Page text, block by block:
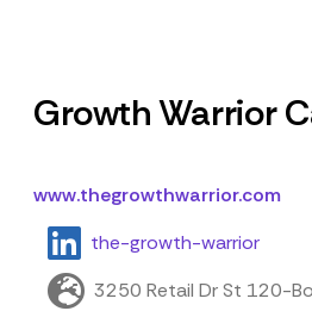
Growth Warrior
www.thegrowthwarrior.com
the-growth-warrior
3250 Retail Dr St 120-